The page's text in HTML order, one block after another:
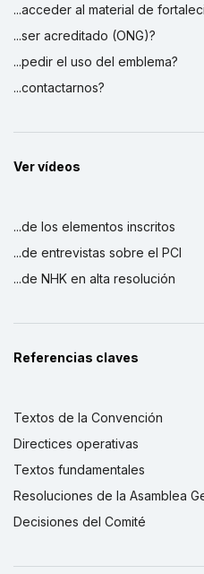
...acceder al material de
...ser acreditado (ONG)?
...pedir el uso del emblema?
...contactarnos?
Ver vídeos
...de los elementos inscritos
...de entrevistas sobre el PCI
...de NHK en alta resolución
Referencias claves
Textos de la Convención
Directices operativas
Textos fundamentales
Resoluciones de la Asamblea
Decisiones del Comité